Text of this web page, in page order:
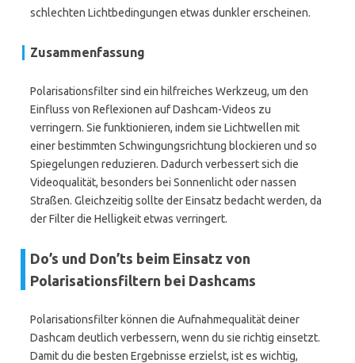
schlechten Lichtbedingungen etwas dunkler erscheinen.
Zusammenfassung
Polarisationsfilter sind ein hilfreiches Werkzeug, um den
Einfluss von Reflexionen auf Dashcam-Videos zu
verringern. Sie funktionieren, indem sie Lichtwellen mit
einer bestimmten Schwingungsrichtung blockieren und so
Spiegelungen reduzieren. Dadurch verbessert sich die
Videoqualität, besonders bei Sonnenlicht oder nassen
Straßen. Gleichzeitig sollte der Einsatz bedacht werden, da
der Filter die Helligkeit etwas verringert.
Do’s und Don’ts beim Einsatz von
Polarisationsfiltern bei Dashcams
Polarisationsfilter können die Aufnahmequalität deiner
Dashcam deutlich verbessern, wenn du sie richtig einsetzt.
Damit du die besten Ergebnisse erzielst, ist es wichtig,